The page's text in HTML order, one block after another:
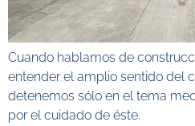
Cuando hablamos de
entender el amplio sentido del
detenemos sólo en el tema
por el cuidado de éste.